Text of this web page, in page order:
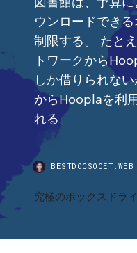
ウンロードでき
制限する。 たと
トワークから
しか借りられな
からHooplaを利
れる。
究極のボックスドラ